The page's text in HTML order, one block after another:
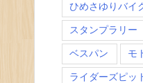
ひめさゆりバイ
スタンプラリー
ベスパン モ
ライダーズピッ